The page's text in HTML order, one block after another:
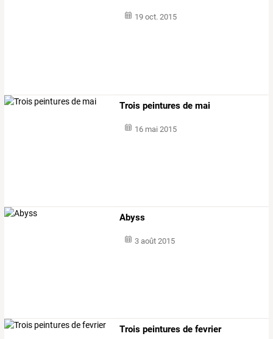
19 oct. 2015
Trois peintures de mai
16 mai 2015
Abyss
3 août 2015
Trois peintures de fevrier